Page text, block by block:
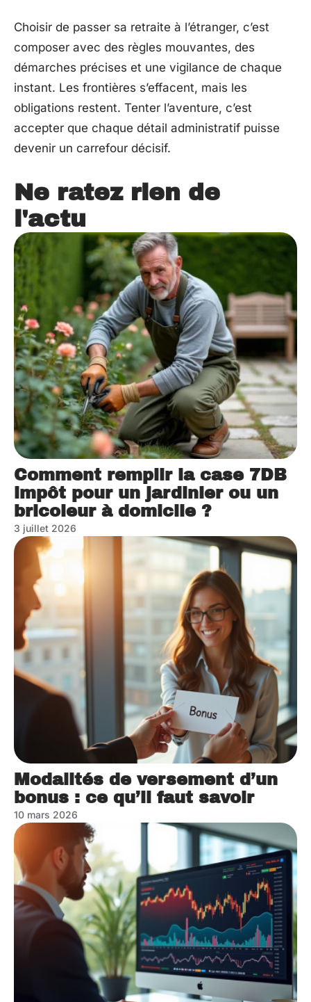
Choisir de passer sa retraite à l’étranger, c’est
composer avec des règles mouvantes, des
démarches précises et une vigilance de chaque
instant. Les frontières s’effacent, mais les
obligations restent. Tenter l’aventure, c’est
accepter que chaque détail administratif puisse
devenir un carrefour décisif.
Ne ratez rien de
l'actu
Comment remplir la case 7DB
impôt pour un jardinier ou un
bricoleur à domicile ?
3 juillet 2026
Modalités de versement d’un
bonus : ce qu’il faut savoir
10 mars 2026